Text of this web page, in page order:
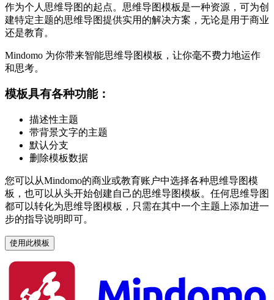
作为个人思维导图的起点。思维导图模板是一种资源，可为创
建特定主题的思维导图提供实用的解决方案，无论是用于商业
还是教育。
Mindomo 为你带来智能思维导图模板，让你毫不费力地运作
和思考。
模板具有各种功能：
描述性主题
带背景文字的主题
默认分支
删除模板数据
您可以从Mindomo的商业或教育账户中选择各种思维导图模
板，也可以从头开始创建自己的思维导图模板。任何思维导图
都可以转化为思维导图模板，只需在其中一个主题上添加进一
步的指导说明即可。
使用此模板